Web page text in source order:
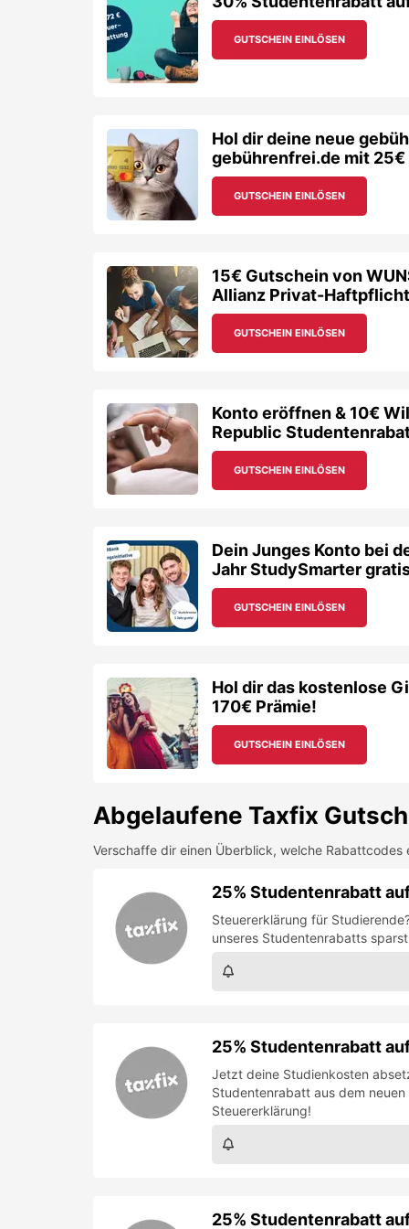
GUTSCHEIN EINLÖSEN
Hol dir deine neue
gebührenfrei.de mit
GUTSCHEIN EINLÖSEN
15€ Gutschein von
Allianz Privat-
GUTSCHEIN EINLÖSEN
Konto eröffnen & 10€
Republic
GUTSCHEIN EINLÖSEN
Dein Junges Konto bei
Jahr StudySmarter
GUTSCHEIN EINLÖSEN
Hol dir das kostenlose
170€ Prämie!
GUTSCHEIN EINLÖSEN
Abgelaufene Taxfix
Verschaffe dir einen Überblick, welche
25% Studentenrabatt
Steuererklärung für
unseres Studentenrabatts
25% Studentenrabatt
Jetzt deine Studienkosten
Studentenrabatt aus dem
Steuererklärung!
25% Studentenrabatt